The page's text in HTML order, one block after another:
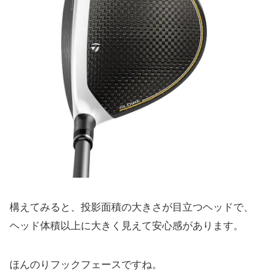
構えてみると、投影面積の大きさが目立つヘッドで、
ヘッド体積以上に大きく見えて安心感があります。
ほんのりフックフェースですね。